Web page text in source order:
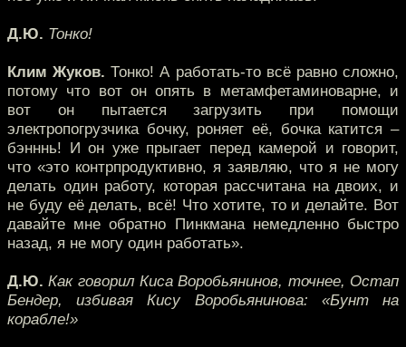
Д.Ю. Тонко!
Клим Жуков. Тонко! А работать-то всё равно сложно,
потому что вот он опять в метамфетаминоварне, и
вот он пытается загрузить при помощи
электропогрузчика бочку, роняет её, бочка катится –
бэнннь! И он уже прыгает перед камерой и говорит,
что «это контрпродуктивно, я заявляю, что я не могу
делать один работу, которая рассчитана на двоих, и
не буду её делать, всё! Что хотите, то и делайте. Вот
давайте мне обратно Пинкмана немедленно быстро
назад, я не могу один работать».
Д.Ю. Как говорил Киса Воробьянинов, точнее, Остап
Бендер, избивая Кису Воробьянинова: «Бунт на
корабле!»